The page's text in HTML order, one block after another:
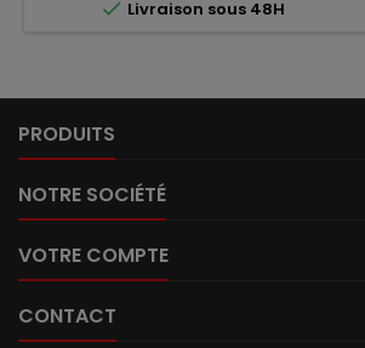
 Livraison sous 48H
PRODUITS
NOTRE SOCIÉTÉ
VOTRE COMPTE
CONTACT